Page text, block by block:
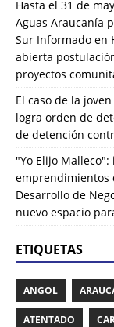
Hasta el 31 de
Aguas Araucanía
Sur Informado en
abierta
proyectos
El caso de la
logra orden de
de detención
"Yo Elijo
emprendimientos
Desarrollo de
nuevo espacio
ETIQUETAS
ANGOL
ATENTADO